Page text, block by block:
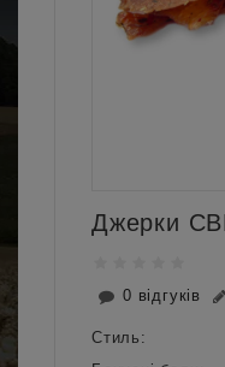
Джерки
0 відгуків
Стиль: